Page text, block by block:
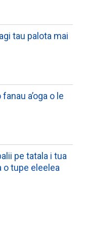
tau palota mai
a’oga o le
pe tatala i tua
o tupe eleelea